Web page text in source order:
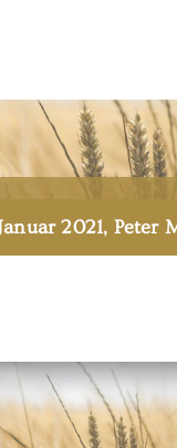
Januar 2021, Peter